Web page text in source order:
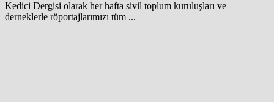
Kedici Dergisi olarak her hafta sivil toplum kuruluşları ve
derneklerle röportajlarımızı tüm ...